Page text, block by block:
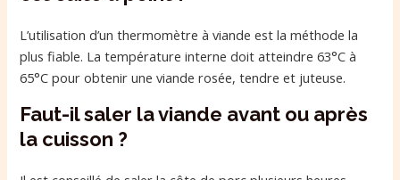
L’utilisation d’un thermomètre à viande est la méthode la
plus fiable. La température interne doit atteindre 63°C à
65°C pour obtenir une viande rosée, tendre et juteuse.
Faut-il saler la viande avant ou après
la cuisson ?